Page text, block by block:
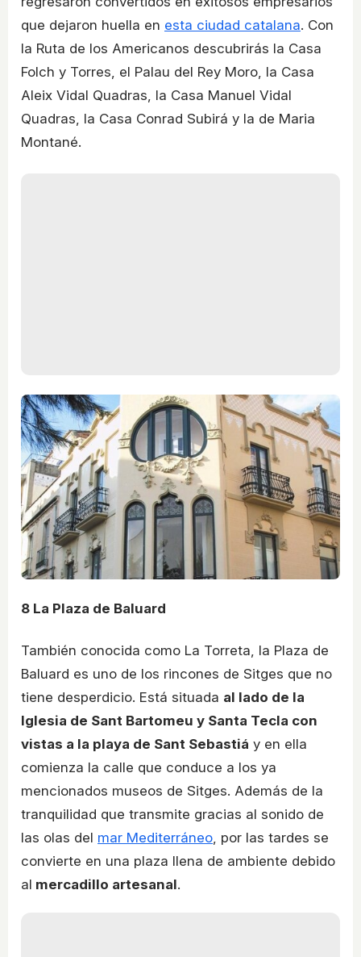
que dejaron huella en esta ciudad catalana. Con
la Ruta de los Americanos descubrirás la Casa
Folch y Torres, el Palau del Rey Moro, la Casa
Aleix Vidal Quadras, la Casa Manuel Vidal
Quadras, la Casa Conrad Subirá y la de Maria
Montané.
8 La Plaza de Baluard
También conocida como La Torreta, la Plaza de
Baluard es uno de los rincones de Sitges que no
tiene desperdicio. Está situada al lado de la
Iglesia de Sant Bartomeu y Santa Tecla con
vistas a la playa de Sant Sebastiá y en ella
comienza la calle que conduce a los ya
mencionados museos de Sitges. Además de la
tranquilidad que transmite gracias al sonido de
las olas del mar Mediterráneo , por las tardes se
convierte en una plaza llena de ambiente debido
al mercadillo artesanal.